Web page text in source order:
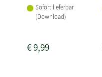
Sofort lieferbar
(Download)
€9,99